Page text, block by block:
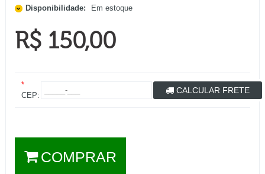
Disponibilidade:
Em estoque
R$ 150,00
*
CEP:
CALCULAR FRETE
COMPRAR